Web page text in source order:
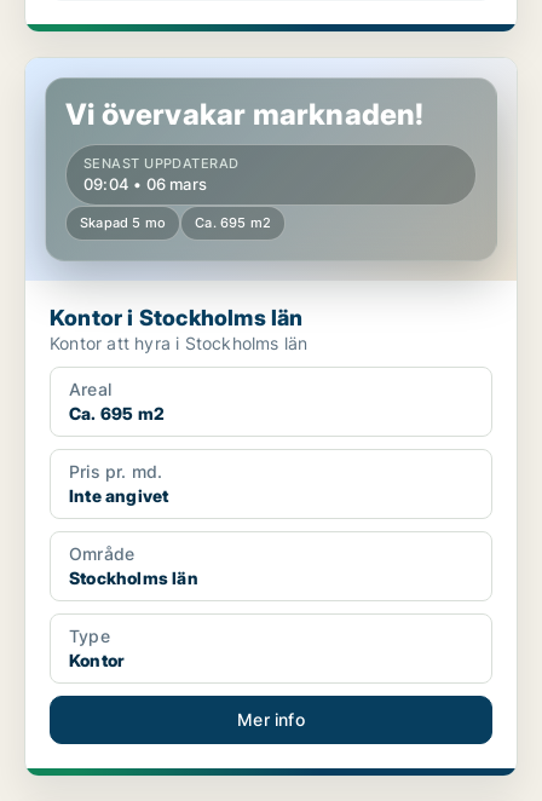
Kontor i Stockholms län
Vi övervakar marknaden!
SENAST UPPDATERAD
09:04 • 06 mars
Skapad 5 mo Ca. 695 m2
Kontor i Stockholms län
Kontor att hyra i Stockholms län
Areal
Ca. 695 m2
Pris pr. md.
Inte angivet
Område
Stockholms län
Type
Kontor
Mer info